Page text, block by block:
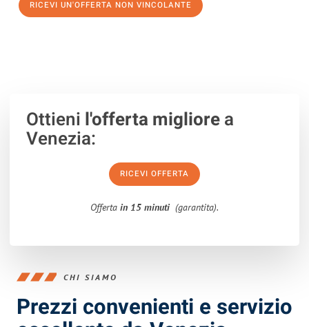
RICEVI UN'OFFERTA NON VINCOLANTE
Ottieni l'offerta migliorea
Venezia:
RICEVI OFFERTA
Offerta in 15 minuti (garantita).
CHI SIAMO
Prezzi convenienti e servizio